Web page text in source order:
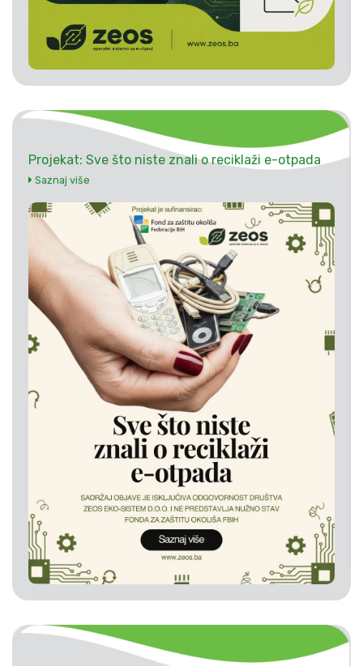
Projekat: Sve što niste znali o reciklaži e-otpada
Saznaj više